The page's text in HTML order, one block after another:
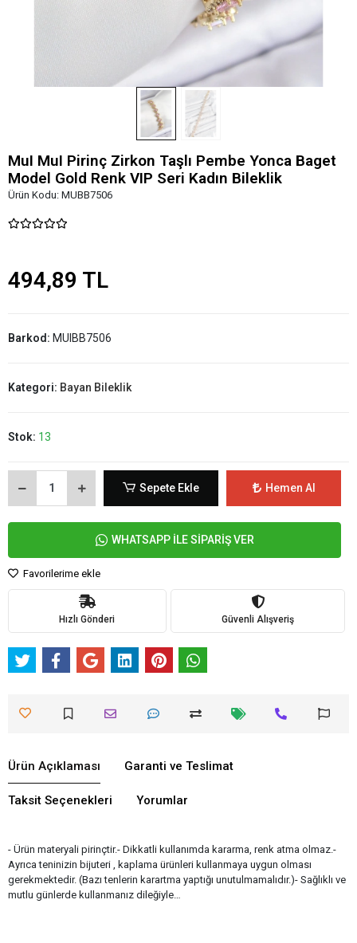
MuI MuI Pirinç Zirkon Taşlı Pembe Yonca Baget
Model Gold Renk VIP Seri Kadın Bileklik
Ürün Kodu: MUBB7506
494,89 TL
Barkod: MUIBB7506
Kategori: Bayan Bileklik
Stok: 13
Sepete Ekle Hemen Al
WHATSAPP İLE SİPARİŞ VER
Favorilerime ekle
Hızlı Gönderi Güvenli Alışveriş
Ürün Açıklaması Garanti ve Teslimat
Taksit Seçenekleri Yorumlar
- Ürün materyali pirinçtir.- Dikkatli kullanımda kararma, renk atma olmaz.-
Ayrıca teninizin bijuteri , kaplama ürünleri kullanmaya uygun olması
gerekmektedir. (Bazı tenlerin karartma yaptığı unutulmamalıdır.)- Sağlıklı ve
mutlu günlerde kullanmanız dileğiyle…